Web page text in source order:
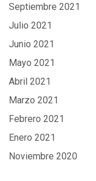
Septiembre 2021
Julio 2021
Junio 2021
Mayo 2021
Abril 2021
Marzo 2021
Febrero 2021
Enero 2021
Noviembre 2020